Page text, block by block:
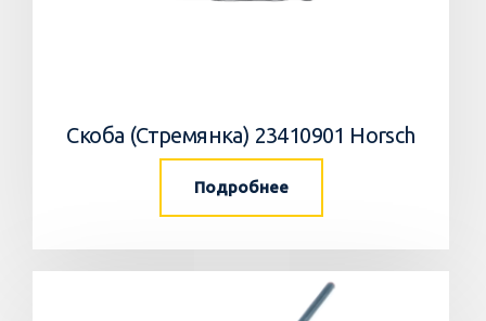
Скоба (Стремянка) 23410901 Horsch
Подробнее